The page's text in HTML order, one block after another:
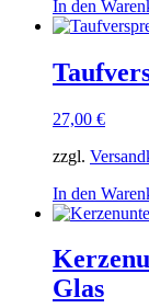
In den
27,00 €
zzgl.
In den
Glas